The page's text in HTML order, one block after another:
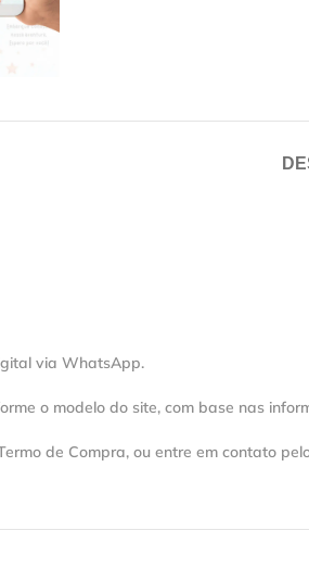
via WhatsApp.
o modelo do site, com base nas
de Compra, ou entre em contato